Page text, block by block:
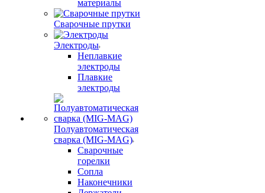
материалы
Сварочные прутки
Электроды
Неплавкие
электроды
Плавкие
электроды
Полуавтоматическая
сварка (MIG-MAG)
Сварочные
горелки
Сопла
Наконечники